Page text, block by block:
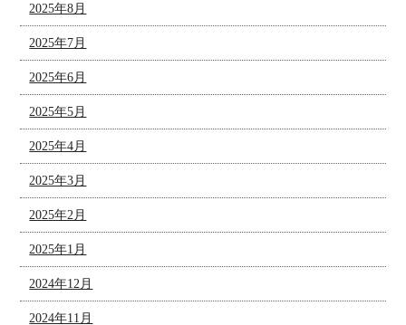
2025年8月
2025年7月
2025年6月
2025年5月
2025年4月
2025年3月
2025年2月
2025年1月
2024年12月
2024年11月